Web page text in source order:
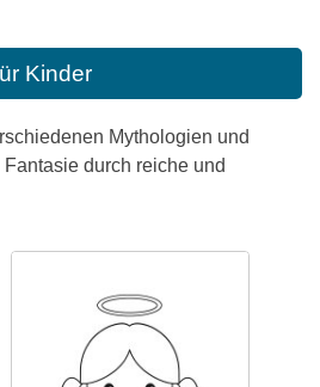
Kinder
Mythologien und
durch reiche und